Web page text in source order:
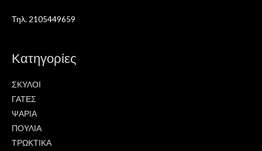
Τηλ. 2105449659
Κατηγορίες
ΣΚΥΛΟΙ
ΓΑΤΕΣ
ΨΑΡΙΑ
ΠΟΥΛΙΑ
ΤΡΩΚΤΙΚΑ